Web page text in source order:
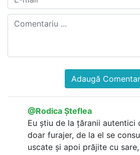
Adaugă
@Rodica Șteflea
Eu știu de la țăranii autentici
doar furajer, de la el se
uscate și apoi prăjite cu